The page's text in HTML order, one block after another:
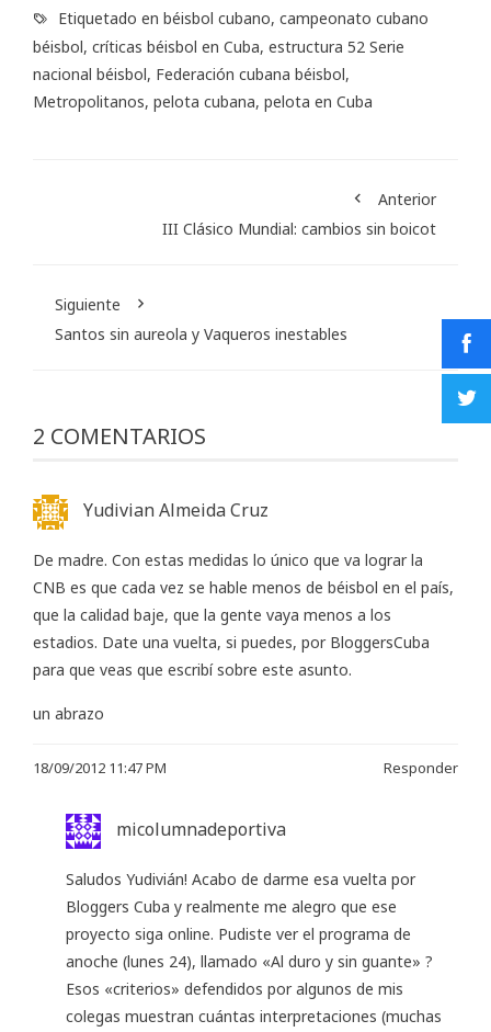
Etiquetado en béisbol cubano, campeonato cubano
béisbol, críticas béisbol en Cuba, estructura 52 Serie
nacional béisbol, Federación cubana béisbol,
Metropolitanos, pelota cubana, pelota en Cuba
Anterior
III Clásico Mundial: cambios sin boicot
Siguiente
Santos sin aureola y Vaqueros inestables
2 COMENTARIOS
Yudivian Almeida Cruz
De madre. Con estas medidas lo único que va lograr la
CNB es que cada vez se hable menos de béisbol en el país,
que la calidad baje, que la gente vaya menos a los
estadios. Date una vuelta, si puedes, por BloggersCuba
para que veas que escribí sobre este asunto.
un abrazo
18/09/2012 11:47 PM Responder
micolumnadeportiva
Saludos Yudivián! Acabo de darme esa vuelta por
Bloggers Cuba y realmente me alegro que ese
proyecto siga online. Pudiste ver el programa de
anoche (lunes 24), llamado «Al duro y sin guante» ?
Esos «criterios» defendidos por algunos de mis
colegas muestran cuántas interpretaciones (muchas